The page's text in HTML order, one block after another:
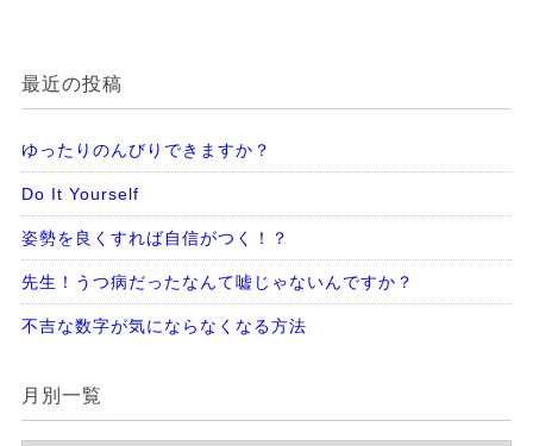
最近の投稿
ゆったりのんびりできますか？
Do It Yourself
姿勢を良くすれば自信がつく！？
先生！うつ病だったなんて嘘じゃないんですか？
不吉な数字が気にならなくなる方法
月別一覧